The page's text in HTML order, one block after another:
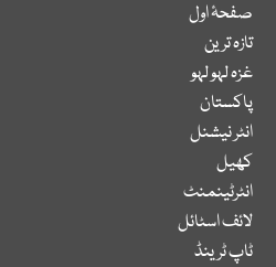
صفحۂ اول
تازہ ترین
غزہ لہو لہو
پاکستان
انٹر نیشنل
کھیل
انٹرٹینمنٹ
لائف اسٹائل
ٹاپ ٹرینڈ